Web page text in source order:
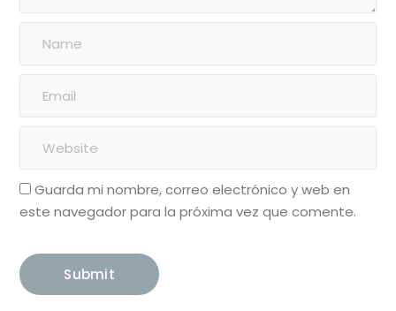
Guarda mi nombre, correo electrónico y web en
este navegador para la próxima vez que comente.